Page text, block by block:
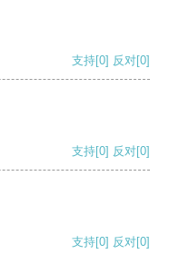
支持[0] 反对[0]
支持[0] 反对[0]
支持[0] 反对[0]